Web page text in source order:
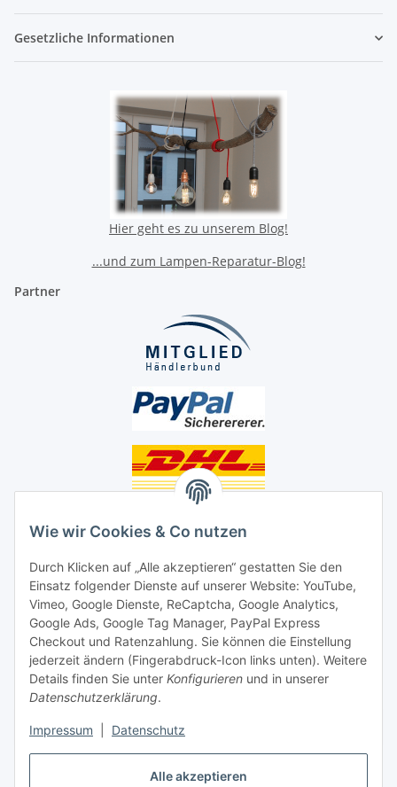
Alle akzeptieren
Wie wir Cookies & Co nutzen
Durch Klicken auf „Alle akzeptieren“ gestatten Sie den
Einsatz folgender Dienste auf unserer Website: YouTube,
Vimeo, Google Dienste, ReCaptcha, Google Analytics,
Google Ads, Google Tag Manager, PayPal Express
Checkout und Ratenzahlung. Sie können die Einstellung
jederzeit ändern (Fingerabdruck-Icon links unten). Weitere
Details finden Sie unter Konfigurieren und in unserer
Datenschutzerklärung.
Impressum Datenschutz
Gesetzliche Informationen
Hier geht es zu unserem Blog!
...und zum Lampen-Reparatur-Blog!
Partner
Social Media
Unsere Dienstleistungen
Lampenreparatur
Lichtservice für Senioren
Vertrag widerrufen